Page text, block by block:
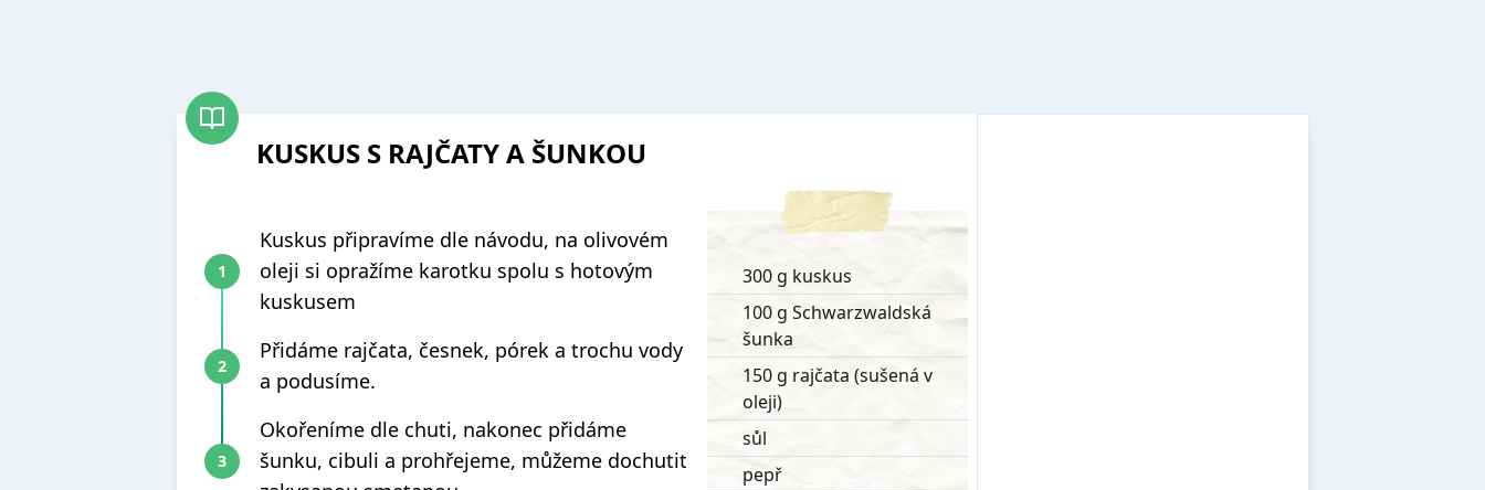
KUSKUS S RAJČATY A ŠUNKOU
Kuskus připravíme dle návodu, na olivovém
oleji si opražíme karotku spolu s hotovým
kuskusem
Přidáme rajčata, česnek, pórek a trochu vody
a podusíme.
Okořeníme dle chuti, nakonec přidáme
šunku, cibuli a prohřejeme, můžeme dochutit
300 g kuskus
100 g Schwarzwaldská
šunka
150 g rajčata (sušená v
oleji)
sůl
pepř